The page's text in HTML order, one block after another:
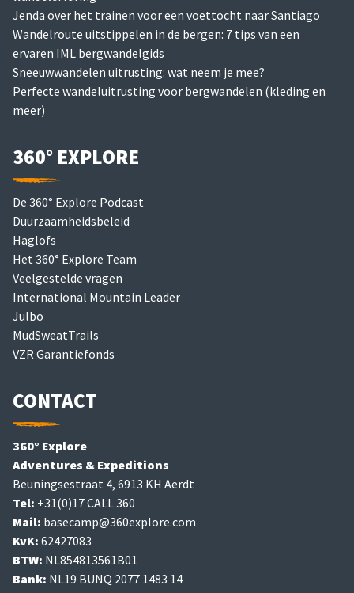
Jenda over het trainen voor een voettocht naar Santiago
Wandelroute uitstippelen in de bergen: 7 tips van een
ervaren IML bergwandelgids
Sneeuwwandelen uitrusting: wat neem je mee?
Perfecte wandeluitrusting voor bergwandelen (kleding en
meer)
360° EXPLORE
De 360° Explore Podcast
Duurzaamheidsbeleid
Haglofs
Het 360° Explore Team
Veelgestelde vragen
International Mountain Leader
Julbo
MudSweatTrails
VZR Garantiefonds
CONTACT
360° Explore
Adventures & Expeditions
Beuningsestraat 4, 6913 KH Aerdt
Tel: +31(0)17 CALL 360
Mail: basecamp@360explore.com
KvK: 62427083
BTW: NL854813561B01
Bank: NL19 BUNQ 2077 1483 14